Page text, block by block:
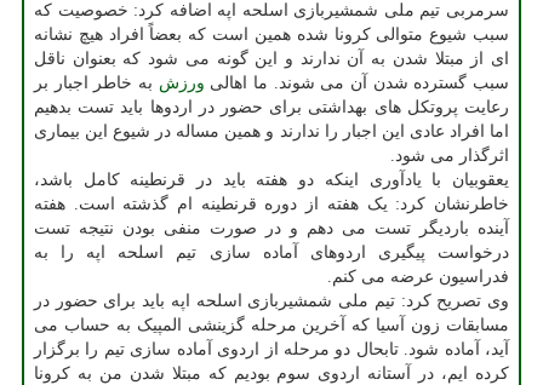
سرمربی تیم ملی شمشیربازی اسلحه اپه اضافه کرد: خصوصیت که
سبب شیوع متوالی کرونا شده همین است که بعضاً افراد هیچ نشانه
ای از مبتلا شدن به آن ندارند و این گونه می شود که بعنوان ناقل
سبب گسترده شدن آن می شوند. ما اهالی ورزش به خاطر اجبار بر
رعایت پروتکل های بهداشتی برای حضور در اردوها باید تست بدهیم
اما افراد عادی این اجبار را ندارند و همین مساله در شیوع این بیماری
اثرگذار می شود.
یعقوبیان با یادآوری اینکه دو هفته باید در قرنطینه کامل باشد،
خاطرنشان کرد: یک هفته از دوره قرنطینه ام گذشته است. هفته
آینده باردیگر تست می دهم و در صورت منفی بودن نتیجه تست
درخواست پیگیری اردوهای آماده سازی تیم اسلحه اپه را به
فدراسیون عرضه می کنم.
وی تصریح کرد: تیم ملی شمشیربازی اسلحه اپه باید برای حضور در
مسابقات زون آسیا که آخرین مرحله گزینشی المپیک به حساب می
آید، آماده شود. تابحال دو مرحله از اردوی آماده سازی تیم را برگزار
کرده ایم، در آستانه اردوی سوم بودیم که مبتلا شدن من به کرونا